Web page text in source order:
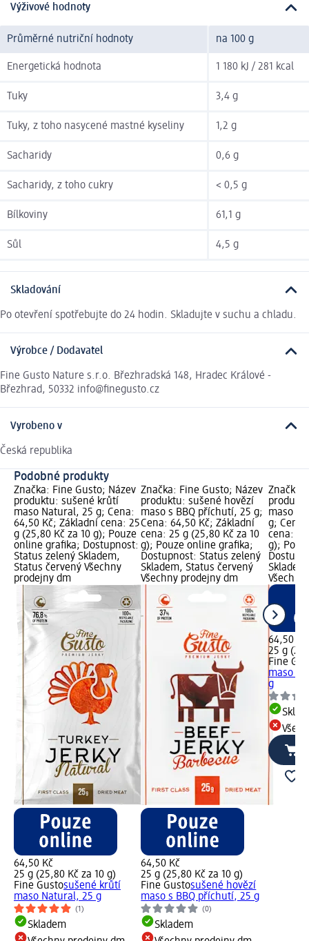
Výživové hodnoty
Průměrné nutriční hodnoty na 100 g
Energetická hodnota 1 180 kJ / 281 kcal
Tuky 3,4 g
Tuky, z toho nasycené mastné kyseliny 1,2 g
Sacharidy 0,6 g
Sacharidy, z toho cukry < 0,5 g
Bílkoviny 61,1 g
Sůl 4,5 g
Skladování
Po otevření spotřebujte do 24 hodin. Skladujte v suchu a chladu.
Výrobce / Dodavatel
Fine Gusto Nature s.r.o. Březhradská 148, Hradec Králové -
Březhrad, 50332 info@finegusto.cz
Vyrobeno v
Česká republika
Podobné produkty
Značka: Fine Gusto; Název
produktu: sušené krůtí
maso Natural, 25 g; Cena:
64,50 Kč; Základní cena: 25
g (25,80 Kč za 10 g); Pouze
online grafika; Dostupnost:
Status zelený Skladem,
Status červený Všechny
prodejny dm
64,50 Kč
25 g (25,80 Kč za 10 g)
Fine Gustosušené krůtí
maso Natural, 25 g
(1)
Skladem
Značka: Fine Gusto; Název
produktu: sušené hovězí
maso s BBQ příchutí, 25 g;
Cena: 64,50 Kč; Základní
cena: 25 g (25,80 Kč za 10
g); Pouze online grafika;
Dostupnost: Status zelený
Skladem, Status červený
Všechny prodejny dm
64,50 Kč
25 g (25,80 Kč za 10 g)
Fine Gustosušené hovězí
maso s BBQ příchutí, 25 g
(0)
Skladem
Značka:
maso s
g;
cena: 25
g);
64,50 Kč
25 g
Fine
maso s
g